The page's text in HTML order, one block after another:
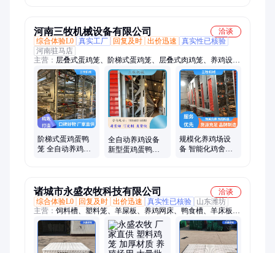
河南三牧机械设备有限公司
洽谈
综合体验L0 真实工厂 回复及时 出价迅速
真实性已核验
河南驻马店
主营： 层叠式蛋鸡笼、阶梯式蛋鸡笼、层叠式肉鸡笼、养鸡设
备、层叠式育雏笼、阶梯式育雏笼、层叠式鹌鹑笼、自动喂料
机、自动化清粪机
阶梯式蛋鸡蛋鸭
笼 全自动养鸡设
全自动养鸡设备
新型蛋鸡蛋鸭笼
规模化养鸡场设
备 智能化鸡舍蛋
诸城市永盛农牧科技有限公司
洽谈
综合体验L0
回复及时 出价迅速 真实性已核验
山东潍坊
主营： 饲料槽、塑料笼、羊屎板、养鸡网床、鸭食槽、羊床板、
鸡苗筐、羊网床、塑料筐、鸭粪板、鸡苗箱、漏粪板、吃食槽、
饲料盆、鸡产蛋窝、养殖粪板、羊脚垫板、鸭生蛋窝、塑料地
板、鸡舍网床、羊床粪板、肉鸭网床、青年鸡筐、塑料鸡笼、鸡